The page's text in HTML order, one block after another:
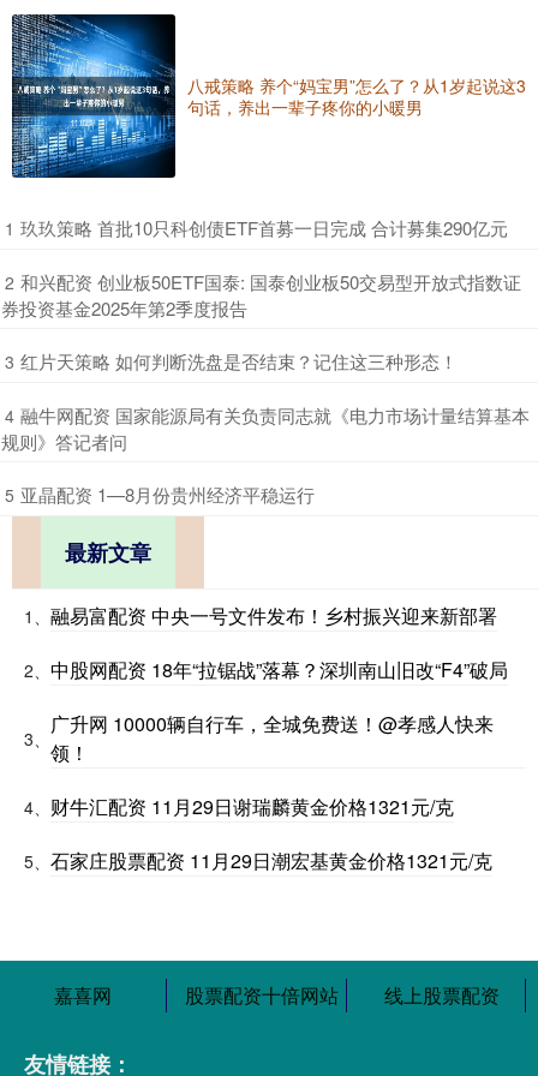
八戒策略 养个“妈宝男”怎么了？从1岁起说这3
句话，养出一辈子疼你的小暖男
1 ​玖玖策略 首批10只科创债ETF首募一日完成 合计募集290亿元
2 ​和兴配资 创业板50ETF国泰: 国泰创业板50交易型开放式指数证
券投资基金2025年第2季度报告
3 ​红片天策略 如何判断洗盘是否结束？记住这三种形态！
4 ​融牛网配资 国家能源局有关负责同志就《电力市场计量结算基本
规则》答记者问
5 ​亚晶配资 1—8月份贵州经济平稳运行
最新文章
1、 融易富配资 中央一号文件发布！乡村振兴迎来新部署
2、 中股网配资 18年“拉锯战”落幕？深圳南山旧改“F4”破局
3、
广升网 10000辆自行车，全城免费送！@孝感人快来
领！
4、 财牛汇配资 11月29日谢瑞麟黄金价格1321元/克
5、 石家庄股票配资 11月29日潮宏基黄金价格1321元/克
嘉喜网 股票配资十倍网站 线上股票配资
友情链接：